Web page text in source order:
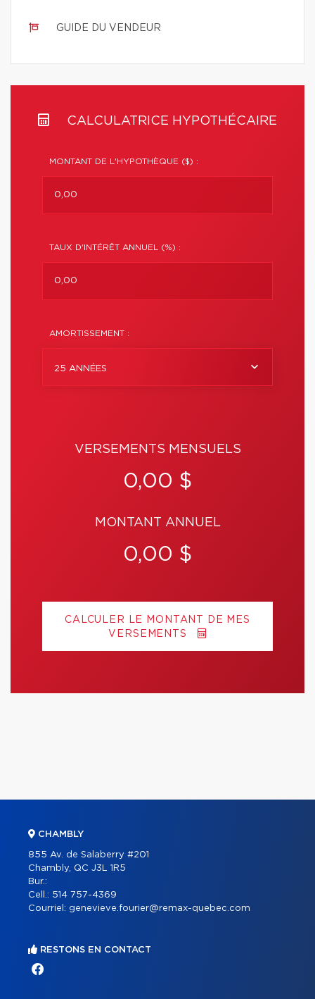
GUIDE DU VENDEUR
CALCULATRICE HYPOTHÉCAIRE
MONTANT DE L'HYPOTHÈQUE ($) :
TAUX D'INTÉRÊT ANNUEL (%) :
AMORTISSEMENT :
25 ANNÉES
VERSEMENTS MENSUELS
0,00 $
MONTANT ANNUEL
0,00 $
CALCULER LE MONTANT DE MES
VERSEMENTS
CHAMBLY
855 Av. de Salaberry #201
Chambly, QC J3L 1R5
Bur.:
Cell.: 514 757-4369
Courriel: genevieve.fourier@remax-quebec.com
RESTONS EN CONTACT